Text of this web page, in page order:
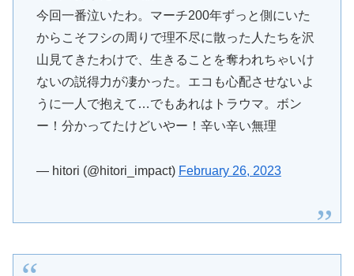
今回一番泣いたわ。マーチ200年ずっと側にいた
からこそフシの周りで理不尽に散った人たちを沢
山見てきたわけで、生きることを奪われちゃいけ
ないの説得力が凄かった。エコも心配させないよ
うに一人で抱えて…でもあれはトラウマ。ボン
ー！分かってたけどいやー！辛い辛い無理
— hitori (@hitori_impact) February 26, 2023
アニメ 不滅のあなたへ シーズン2 18話。漫画を